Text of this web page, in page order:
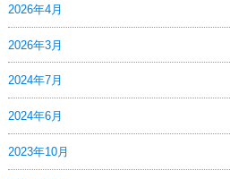
2026年4月
2026年3月
2024年7月
2024年6月
2023年10月